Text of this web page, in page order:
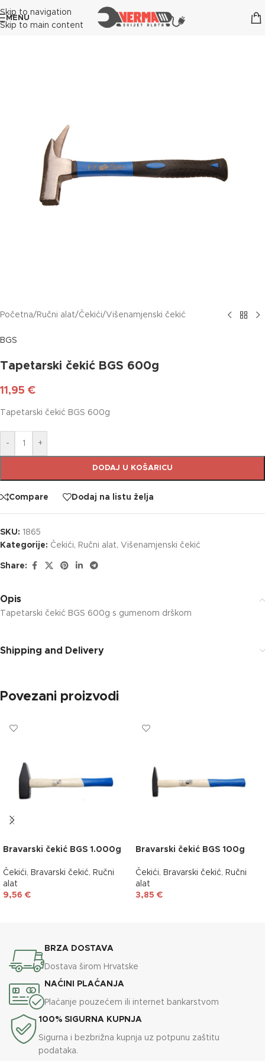
Skip to navigation
Skip to main content
MENU
Početna/ Ručni alat/Čekići/Višenamjenski čekić
BGS
Tapetarski čekić BGS 600g
11,95 €
Tapetarski čekić BGS 600g
- +
DODAJ U KOŠARICU
Compare Dodaj na listu želja
SKU: 1865
Kategorije: Čekići, Ručni alat, Višenamjenski čekić
Share:
Opis
Tapetarski čekić BGS 600g s gumenom drškom
Shipping and Delivery
Povezani proizvodi
Bravarski čekić BGS 1.000g
Čekići, Bravarski čekić, Ručni
alat
9,56 €
Bravarski čekić BGS 100g
Čekići, Bravarski čekić, Ručni
alat
3,85 €
BRZA DOSTAVA
Dostava širom Hrvatske
NAĆINI PLAĆANJA
Plaćanje pouzećem ili internet bankarstvom
100% SIGURNA KUPNJA
Sigurna i bezbrižna kupnja uz potpunu zaštitu
podataka.